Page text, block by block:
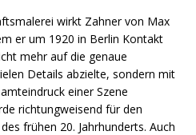
wirkt Zahner von Max
er um 1920 in Berlin Kontakt
mehr auf die genaue
Details abzielte, sondern mit
einer Szene
richtung­weisend für den
frühen 20. Jahr­hunderts. Auch